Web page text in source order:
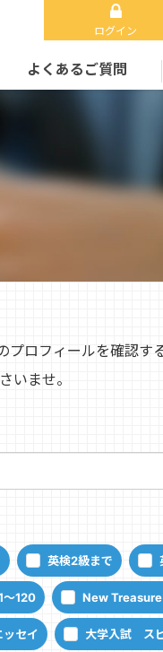
ログイン
よくあるご質問
ロフィールを確認す
いませ。
英検2級まで
～120 New Treasure
セイ 大学入試 ス